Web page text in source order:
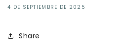
4 DE SEPTIEMBRE DE 2025
Share